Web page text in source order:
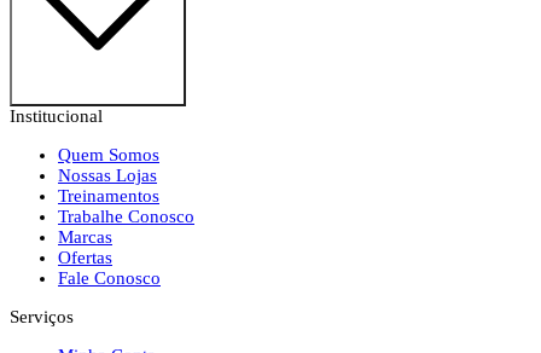
Institucional
Quem Somos
Nossas Lojas
Treinamentos
Trabalhe Conosco
Marcas
Ofertas
Fale Conosco
Serviços